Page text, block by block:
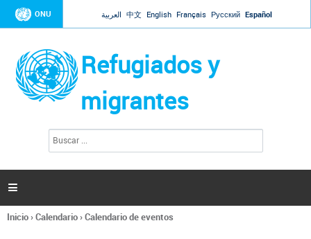
Jump to navigation
ONU العربية 中文 English Français Русский Español
Refugiados y
migrantes
l
s

Se
Inicio›Calendario›Calendario de eventos